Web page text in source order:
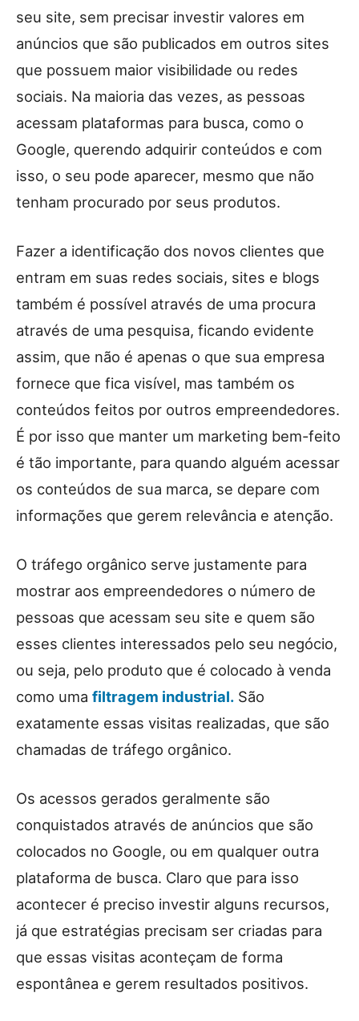
seu site, sem precisar investir valores em
anúncios que são publicados em outros sites
que possuem maior visibilidade ou redes
sociais. Na maioria das vezes, as pessoas
acessam plataformas para busca, como o
Google, querendo adquirir conteúdos e com
isso, o seu pode aparecer, mesmo que não
tenham procurado por seus produtos.
Fazer a identificação dos novos clientes que
entram em suas redes sociais, sites e blogs
também é possível através de uma procura
através de uma pesquisa, ficando evidente
assim, que não é apenas o que sua empresa
fornece que fica visível, mas também os
conteúdos feitos por outros empreendedores.
É por isso que manter um marketing bem-feito
é tão importante, para quando alguém acessar
os conteúdos de sua marca, se depare com
informações que gerem relevância e atenção.
O tráfego orgânico serve justamente para
mostrar aos empreendedores o número de
pessoas que acessam seu site e quem são
esses clientes interessados pelo seu negócio,
ou seja, pelo produto que é colocado à venda
como uma filtragem industrial. São
exatamente essas visitas realizadas, que são
chamadas de tráfego orgânico.
Os acessos gerados geralmente são
conquistados através de anúncios que são
colocados no Google, ou em qualquer outra
plataforma de busca. Claro que para isso
acontecer é preciso investir alguns recursos,
já que estratégias precisam ser criadas para
que essas visitas aconteçam de forma
espontânea e gerem resultados positivos.